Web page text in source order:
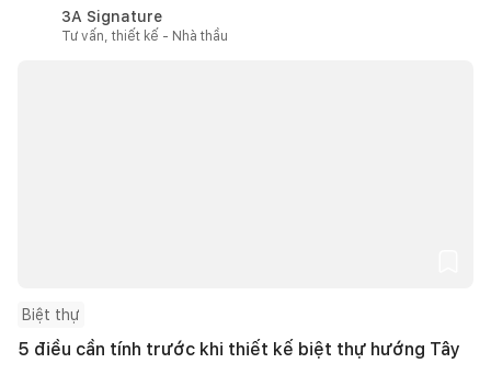
3A Signature
Tư vấn, thiết kế - Nhà thầu
Biệt thự
5 điều cần tính trước khi thiết kế biệt thự hướng Tây